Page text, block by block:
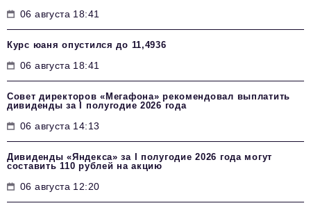
06 августа 18:41
Курс юаня опустился до 11,4936
06 августа 18:41
Совет директоров «Мегафона» рекомендовал выплатить
дивиденды за I полугодие 2026 года
06 августа 14:13
Дивиденды «Яндекса» за I полугодие 2026 года могут
составить 110 рублей на акцию
06 августа 12:20